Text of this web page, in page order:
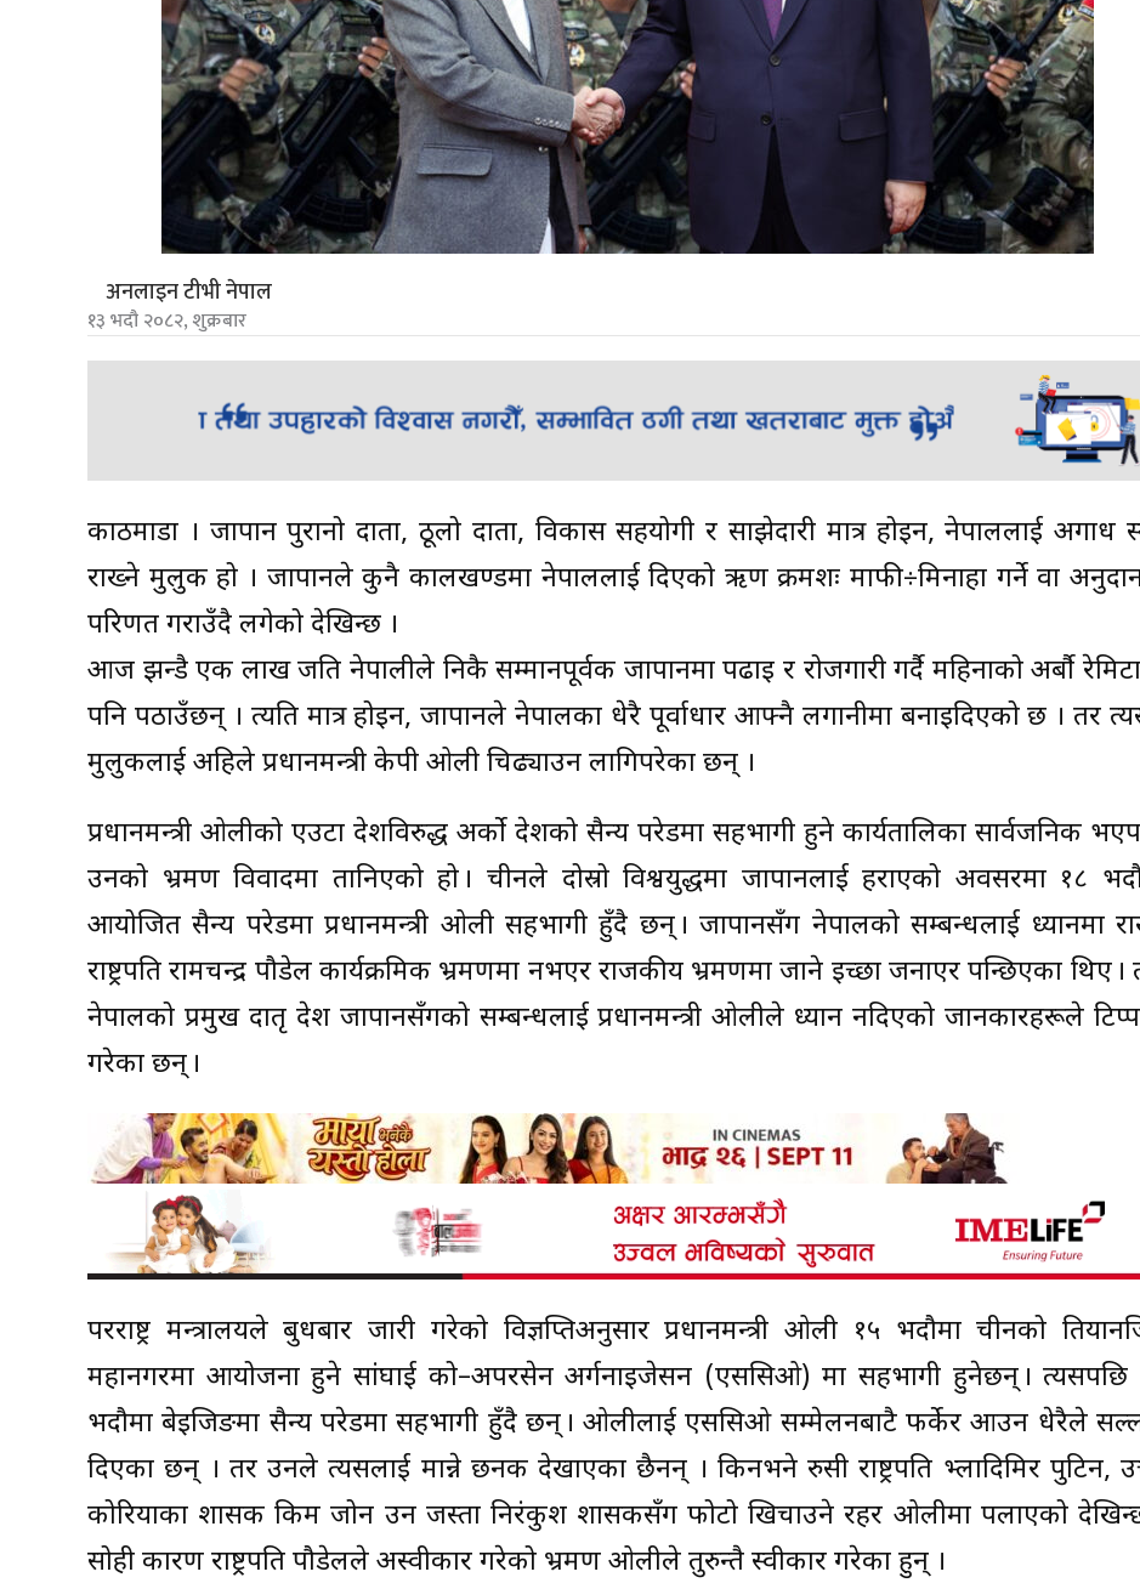
अनलाइन टीभी नेपाल
१३ भदौ २०८२, शुक्रबार
काठमाडौं । जापान पुरानो दाता, ठूलो दाता, विकास सहयोगी र साझेदारी मात्र होइन, नेपाललाई अगाध
राख्ने मुलुक हो । जापानले कुनै कालखण्डमा नेपाललाई दिएको ऋण क्रमशः माफी÷मिनाहा गर्ने वा
परिणत गराउँदै लगेको देखिन्छ ।
आज झन्डै एक लाख जति नेपालीले निकै सम्मानपूर्वक जापानमा पढाइ र रोजगारी गर्दै महिनाको अर्बौ
पनि पठाउँछन् । त्यति मात्र होइन, जापानले नेपालका धेरै पूर्वाधार आफ्नै लगानीमा बनाइदिएको छ । तर
मुलुकलाई अहिले प्रधानमन्त्री केपी ओली चिढ्याउन लागिपरेका छन् ।
प्रधानमन्त्री ओलीको एउटा देशविरुद्ध अर्को देशको सैन्य परेडमा सहभागी हुने कार्यतालिका सार्वजनिक
उनको भ्रमण विवादमा तानिएको हो । चीनले दोस्रो विश्वयुद्धमा जापानलाई हराएको अवसरमा १८
आयोजित सैन्य परेडमा प्रधानमन्त्री ओली सहभागी हुँदै छन् । जापानसँग नेपालको सम्बन्धलाई ध्यानमा
राष्ट्रपति रामचन्द्र पौडेल कार्यक्रमिक भ्रमणमा नभएर राजकीय भ्रमणमा जाने इच्छा जनाएर पन्छिएका थिए ।
नेपालको प्रमुख दातृ देश जापानसँगको सम्बन्धलाई प्रधानमन्त्री ओलीले ध्यान नदिएको जानकारहरूले
गरेका छन् ।
परराष्ट्र मन्त्रालयले बुधबार जारी गरेको विज्ञप्तिअनुसार प्रधानमन्त्री ओली १५ भदौमा चीनको
महानगरमा आयोजना हुने सांघाई को–अपरसेन अर्गनाइजेसन (एससिओ) मा सहभागी हुनेछन् । त्यसपछि
भदौमा बेइजिङमा सैन्य परेडमा सहभागी हुँदै छन् । ओलीलाई एससिओ सम्मेलनबाटै फर्केर आउन धेरैले
दिएका छन् । तर उनले त्यसलाई मान्ने छनक देखाएका छैनन् । किनभने रुसी राष्ट्रपति भ्लादिमिर पुटिन,
कोरियाका शासक किम जोन उन जस्ता निरंकुश शासकसँग फोटो खिचाउने रहर ओलीमा पलाएको
सोही कारण राष्ट्रपति पौडेलले अस्वीकार गरेको भ्रमण ओलीले तुरुन्तै स्वीकार गरेका हुन् ।